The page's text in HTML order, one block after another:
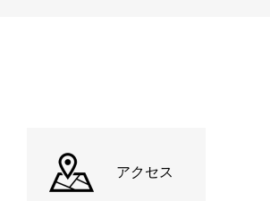
アクセス